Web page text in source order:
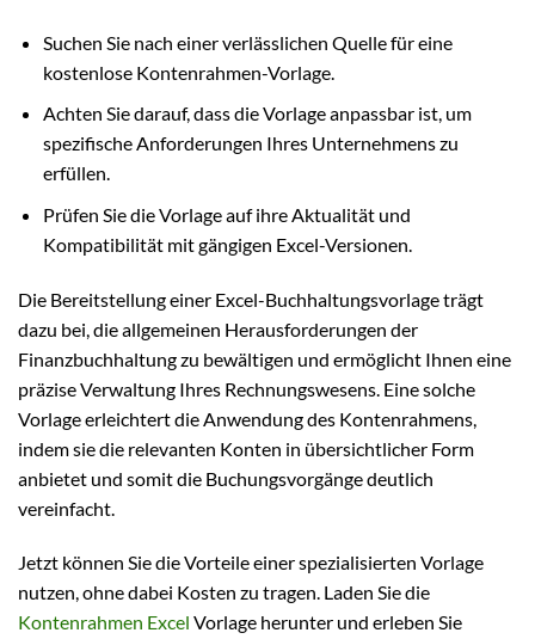
Suchen Sie nach einer verlässlichen Quelle für eine
kostenlose Kontenrahmen-Vorlage.
Achten Sie darauf, dass die Vorlage anpassbar ist, um
spezifische Anforderungen Ihres Unternehmens zu
erfüllen.
Prüfen Sie die Vorlage auf ihre Aktualität und
Kompatibilität mit gängigen Excel-Versionen.
Die Bereitstellung einer Excel-Buchhaltungsvorlage trägt
dazu bei, die allgemeinen Herausforderungen der
Finanzbuchhaltung zu bewältigen und ermöglicht Ihnen eine
präzise Verwaltung Ihres Rechnungswesens. Eine solche
Vorlage erleichtert die Anwendung des Kontenrahmens,
indem sie die relevanten Konten in übersichtlicher Form
anbietet und somit die Buchungsvorgänge deutlich
vereinfacht.
Jetzt können Sie die Vorteile einer spezialisierten Vorlage
nutzen, ohne dabei Kosten zu tragen. Laden Sie die
Kontenrahmen Excel Vorlage herunter und erleben Sie